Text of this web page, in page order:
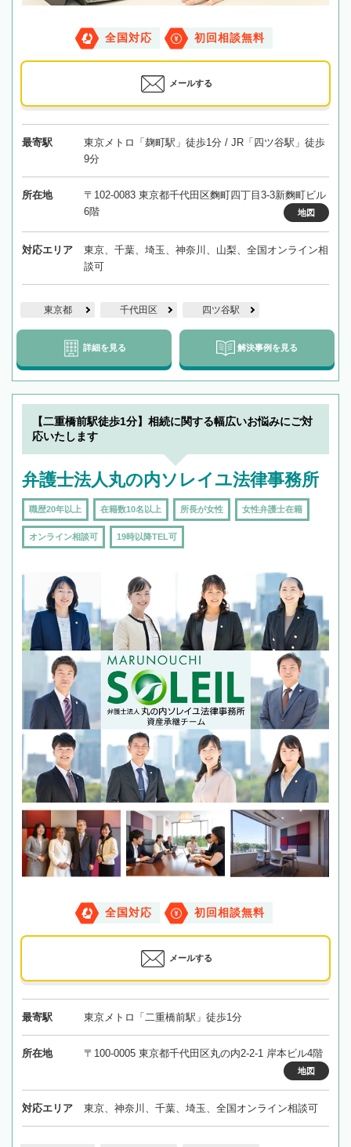
全国対応 初回相談無料
メールする
最寄駅
東京メトロ「麹町駅」徒歩1分 / JR「四ツ谷駅」徒歩
9分
所在地
〒102-0083 東京都千代田区麴町四丁目3-3新麴町ビル
6階
地図
対応エリア
東京、千葉、埼玉、神奈川、山梨、全国オンライン相
談可
東京都 千代田区 四ツ谷駅
詳細を見る 解決事例を見る
【二重橋前駅徒歩1分】相続に関する幅広いお悩みにご対
応いたします
弁護士法人丸の内ソレイユ法律事務所
職歴20年以上 在籍数10名以上 所長が女性 女性弁護士在籍
オンライン相談可 19時以降TEL可
全国対応 初回相談無料
メールする
最寄駅 東京メトロ「二重橋前駅」徒歩1分
所在地 〒100-0005 東京都千代田区丸の内2-2-1 岸本ビル4階
地図
対応エリア 東京、神奈川、千葉、埼玉、全国オンライン相談可